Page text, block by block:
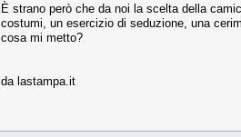
È strano però che da noi la scelta della
costumi, un esercizio di seduzione, una
cosa mi metto?
da lastampa.it